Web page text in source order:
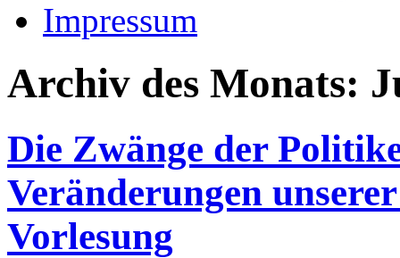
Impressum
Archiv des Monats:
Die Zwänge der
Veränderungen
Vorlesung